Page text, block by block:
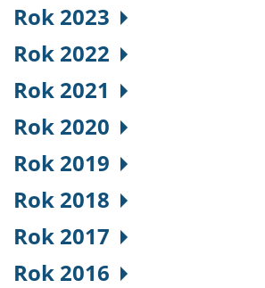
Rok 2023
Rok 2022
Rok 2021
Rok 2020
Rok 2019
Rok 2018
Rok 2017
Rok 2016